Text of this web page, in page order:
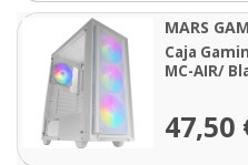
MARS
Caja
MC-AIR/
47,50